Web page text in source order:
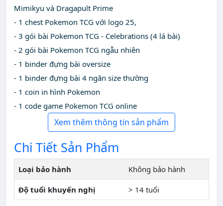
Mimikyu và Dragapult Prime
- 1 chest Pokemon TCG với logo 25,
- 3 gói bài Pokemon TCG - Celebrations (4 lá bài)
- 2 gói bài Pokemon TCG ngẫu nhiên
- 1 binder đựng bài oversize
- 1 binder đựng bài 4 ngăn size thường
- 1 coin in hình Pokemon
- 1 code game Pokemon TCG online
Xem thêm thông tin sản phẩm
Chi Tiết Sản Phẩm
Loại bảo hành Không bảo hành
Độ tuổi khuyến nghị > 14 tuổi